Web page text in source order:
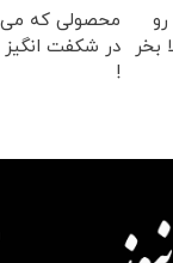
بخر
محصولی که
در شکفت انگیز
!